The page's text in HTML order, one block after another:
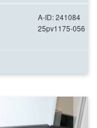
A-ID: 241084
25pv1175-056